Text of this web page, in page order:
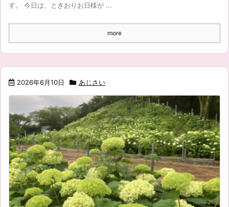
す。 今日は、ときおりお日様が ...
more
2026年6月10日 あじさい